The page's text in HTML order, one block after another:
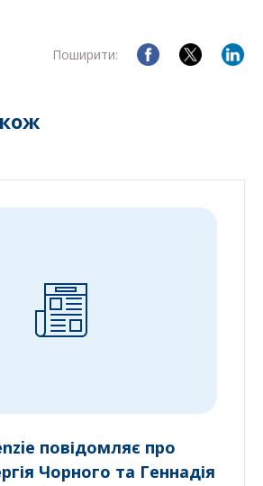
Поширити:
повідомляє про
Чорного та Геннадія